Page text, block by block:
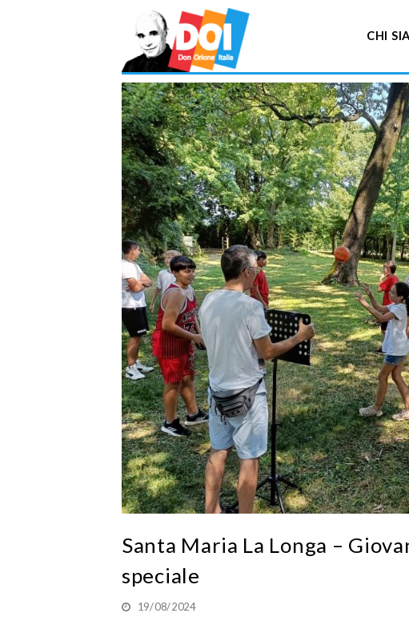
CHI
Santa Maria La Longa –
speciale
19/08/2024